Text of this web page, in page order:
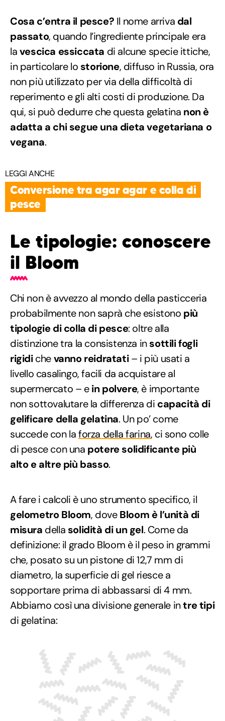
Cosa c’entra il pesce? Il nome arriva dal
passato, quando l’ingrediente principale era
lavescica essiccata di alcune specie ittiche,
in particolare lo storione, diffuso in Russia, ora
non più utilizzato per via della difficoltà di
reperimento e gli alti costi di produzione. Da
qui, si può dedurre che questa gelatina non è
adatta a chi segue una dieta vegetariana o
vegana.
LEGGI ANCHE
Conversione tra agar agar e colla di
pesce
Le tipologie: conoscere
il Bloom
Chi non è avvezzo al mondo della pasticceria
probabilmente non saprà che esistono più
tipologie di colla di pesce: oltre alla
distinzione tra la consistenza insottili fogli
rigidichevanno reidratati– i più usati a
livello casalingo, facili da acquistare al
supermercato – ein polvere, è importante
non sottovalutare la differenza di capacità di
gelificare della gelatina. Un po’ come
succede con laforza della farina, ci sono colle
di pesce con una potere solidificante più
alto e altre più basso.
A fare i calcoli è uno strumento specifico, il
gelometro Bloom, doveBloom è l’unità di
misura della solidità di un gel. Come da
definizione: il grado Bloom è il peso in grammi
che, posato su un pistone di 12,7 mm di
diametro, la superficie di gel riesce a
sopportare prima di abbassarsi di 4 mm.
Abbiamo così una divisione generale intre tipi
di gelatina: